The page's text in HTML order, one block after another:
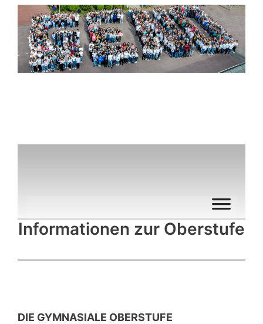
Zum
Inhalt
springen
Informationen zur Oberstufe
DIE GYMNASIALE OBERSTUFE